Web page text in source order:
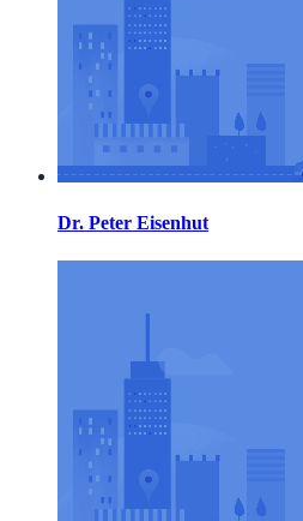
Dr. Peter Eisenhut